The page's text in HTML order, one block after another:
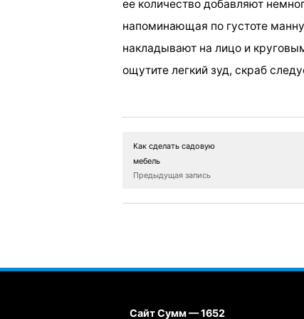
ее количество добавляют
напоминающая по густоте
накладывают на лицо и
ощутите легкий зуд, скраб
Как сделать садовую
мебель
Предыдущая запись
Сайт Сумм — 1652